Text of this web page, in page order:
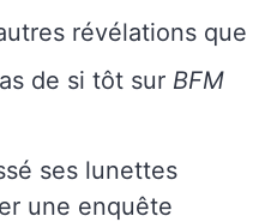
révélations que
de si tôt sur BFM
ses lunettes
une enquête